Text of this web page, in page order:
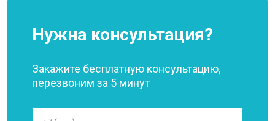
Нужна консультация?
Закажите бесплатную консультацию,
перезвоним за 5 минут